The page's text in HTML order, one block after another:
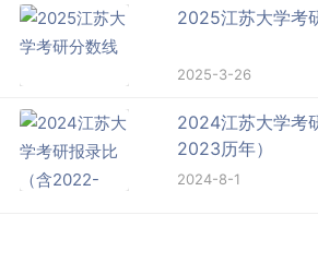
2025江苏大学考
2025-3-26
2024江苏大学考
2023历年）
2024-8-1